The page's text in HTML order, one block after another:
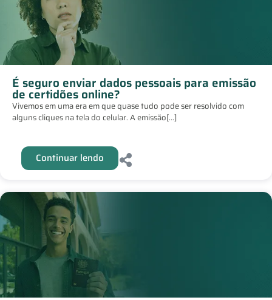
É seguro enviar dados pessoais para emissão
de certidões online?
Vivemos em uma era em que quase tudo pode ser resolvido com
alguns cliques na tela do celular. A emissão[...]
Continuar lendo